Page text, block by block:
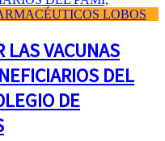
LAS VACUNAS
DEL
DE